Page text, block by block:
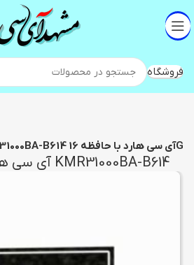
فروشگاه
KMR31000BA-B614 آی سی هارد با حافظه 16G
KMR31000BA-B614 آی سی هارد با حافظه 16G